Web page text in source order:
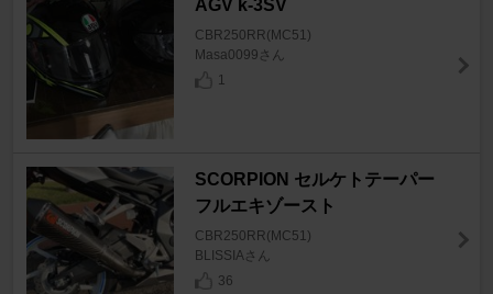
AGV k-3SV
CBR250RR(MC51)
Masa0099さん
1
SCORPION セルケトテーパー
フルエキゾースト
CBR250RR(MC51)
BLISSIAさん
36